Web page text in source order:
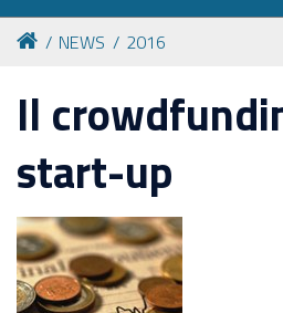
Formazione
Eventi
Tutte le notizie
Newsletter
NEWS 2016
Il
start-up